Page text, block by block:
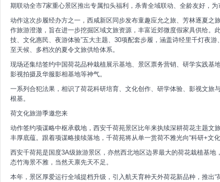
期联动全市7家重心景区推出专属扣头福利，杀青全域联动、全龄友好，
动作这次步履经办方之一，西咸新区同步发布童趣应允之旅、芳林逐夏之
作旅游澄澈，旨在进一步挖掘区域文旅资源，丰富近郊微度假家具供给。
技、文化惠民、夜游体验”五大主题、30项配套步履，涵盖诗经里千灯夜
至天候、多档次的夏令文旅供给体系。
现场还集结签约中国荷花品种栽植展示基地、景区票务营销、研学实践基
影视拍摄及华服影相基地等神气。
一系列合犯法果，相识了荷花科研培育、文化创作、研学体验、影视文旅
根基。
荷文化旅游季邀您来
动作签约项谋略中枢承载地，西安千荷苑景区比年来执续深耕荷花主题文
丰厚底蕴。跟着项谋略接续落地，千荷苑将从单一赏荷不雅光向“科研+文
西安千荷苑是国度3A级旅游景区，亦然西北地区边界最大的荷花栽植基
态竹海景不雅，当然天禀先天不足。
本年，景区厚爱运行全域提档升级，引入航天育种天外荷花新品种，推出“